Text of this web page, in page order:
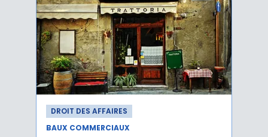
DROIT DES AFFAIRES
BAUX COMMERCIAUX